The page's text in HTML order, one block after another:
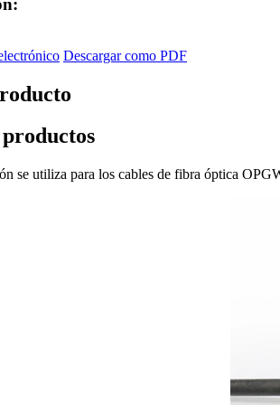
Descargar como PDF
se utiliza para los cables de fibra óptica